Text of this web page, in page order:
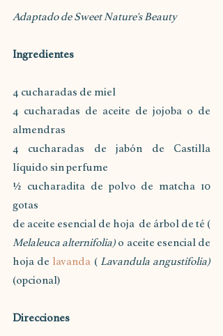
Adaptado de Sweet Nature's Beauty
Ingredientes
4 cucharadas de miel
4 cucharadas de aceite de jojoba o de
almendras
4 cucharadas de jabón de Castilla
líquido sin perfume
½ cucharadita de polvo de matcha 10
gotas
Melaleuca alternifolia) o aceite esencial de
hoja de lavanda ( Lavandula angustifolia)
(opcional)
Direcciones